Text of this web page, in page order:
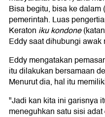
Bisa begitu, bisa ke
pemerintah. Luas
Keraton iku kondone
Eddy saat dihubungi awak
Eddy mengatakan
itu dilakukan bersamaan
Menurut dia, hal itu
"Jadi kan kita ini garisnya
meneguhkan satu sisi